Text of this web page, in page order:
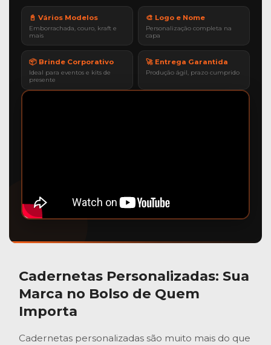
📓 Vários Modelos
Emborrachada, couro, kraft e
mais
🎨 Logo e Nome
Personalização completa na
capa
📦 Brinde Corporativo
Ideal para eventos e kits de
presente
🚀 Entrega Garantida
Produção ágil, prazo cumprido
Cadernetas Personalizadas: Sua
Marca no Bolso de Quem
Importa
Cadernetas personalizadas são muito mais do que